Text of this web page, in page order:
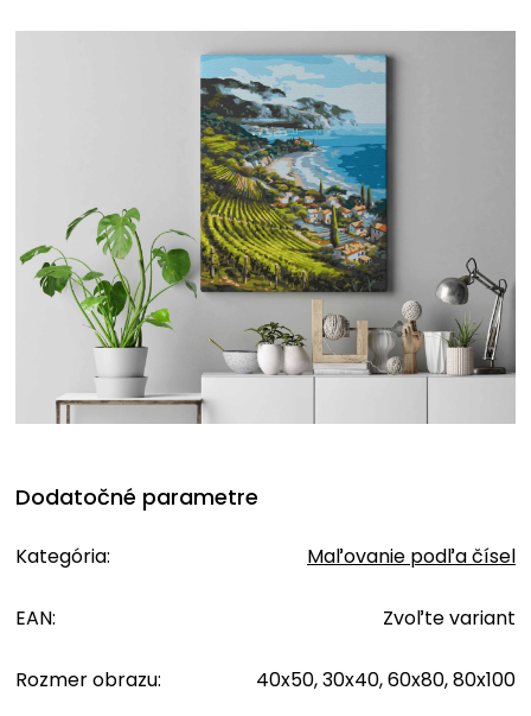
Dodatočné parametre
Kategória: Maľovanie podľa čísel
EAN: Zvoľte variant
Rozmer obrazu: 40x50, 30x40, 60x80, 80x100